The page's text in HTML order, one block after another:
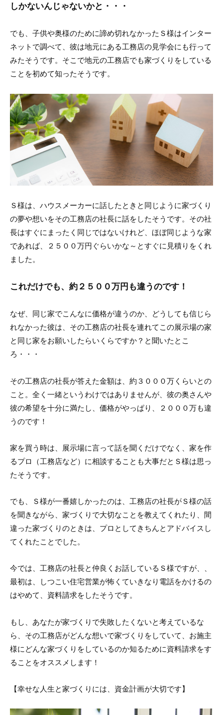
しかないんじゃないかと・・・
でも、子供や奥様のために諦め切れなかったＳ様はインター
ネットで調べて、彼は地元にある工務店の見学会にも行って
みたそうです。そこで地元の工務店でも家づくりをしている
ことを初めて知ったそうです。
Ｓ様は、ハウスメーカーに話したときと同じように家づくり
の夢や想いをその工務店の社長に話をしたそうです。その社
長はすぐにまったく同じではないけれど、ほぼ同じような家
であれば、２５００万円ぐらいかな～とすぐに見積りをくれ
ました。
これだけでも、約２５００万円も違うのです！
なぜ、同じ家でこんなに価格が違うのか、どうしても信じら
れなかった彼は、その工務店の社長を連れてこの展示場の家
と同じ家をお願いしたらいくらですか？と聞いたとこ
ろ・・・
その工務店の社長が答えた金額は、約３０００万くらいとの
こと。全く一緒というわけではありませんが、彼の奥さんや
彼の希望を十分に満たし、価格がやっぱり、２０００万も違
うのです！
家を買う時は、展示場に言って話を聞くだけでなく、家を作
るプロ（工務店など）に相談することも大事だとＳ様は思っ
たそうです。
でも、Ｓ様が一番嬉しかったのは、工務店の社長がＳ様の話
を聞きながら、家づくりで大切なことを教えてくれたり、間
違った家づくりのときは、プロとしてきちんとアドバイスし
てくれたことでした。
今では、工務店の社長と仲良くお話しているＳ様ですが、、
最初は、しつこい住宅営業が怖くていきなり電話をかけるの
はやめて、資料請求をしたそうです。
もし、あなたが家づくりで失敗したくないと考えているな
ら、その工務店がどんな想いで家づくりをしていて、お施主
様にどんな家づくりをしているのか知るために資料請求をす
ることをオススメします！
【幸せな人生と家づくりには、資金計画が大切です】